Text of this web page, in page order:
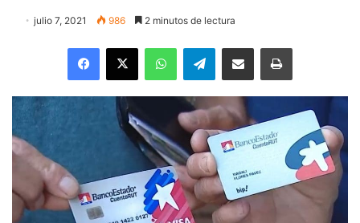
julio 7, 2021 986 2 minutos de lectura
Facebook
X WhatsAppTelegramEnviar vía email Imprimir